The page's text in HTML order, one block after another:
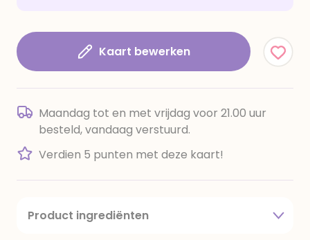
Kaart bewerken
Maandag tot en met vrijdag voor 21.00 uur
besteld, vandaag verstuurd.
Verdien 5 punten met deze kaart!
Product ingrediënten